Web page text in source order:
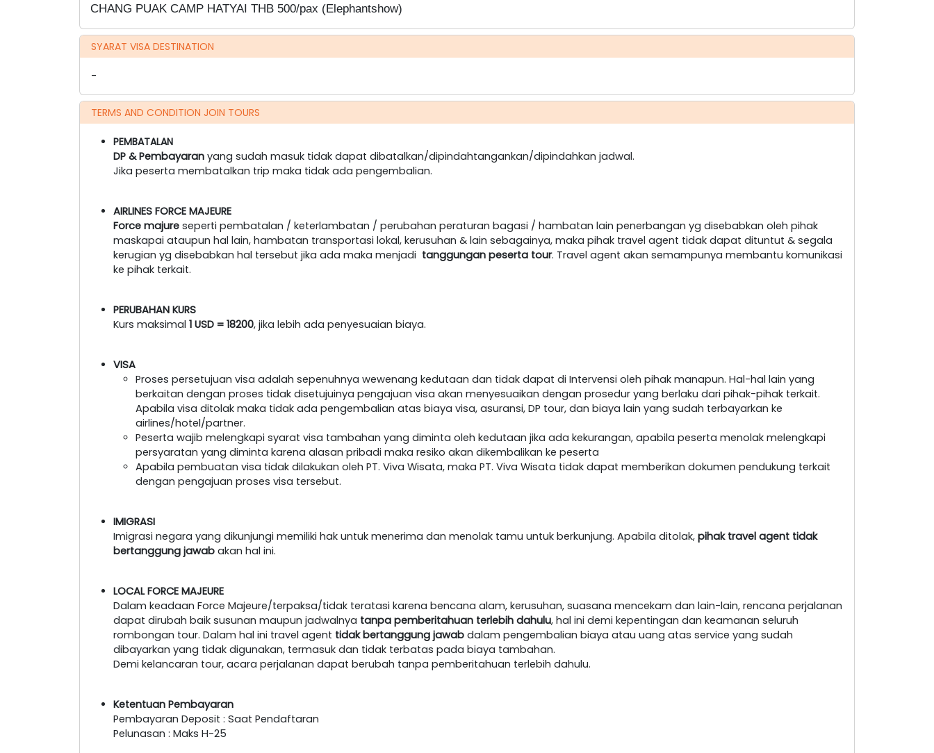
CHANG PUAK CAMP HATYAI THB 500/pax (Elephantshow)
SYARAT VISA DESTINATION
-
TERMS AND CONDITION JOIN TOURS
PEMBATALAN
DP & Pembayaran yang sudah masuk tidak dapat dibatalkan/dipindahtangankan/dipindahkan jadwal.
Jika peserta membatalkan trip maka tidak ada pengembalian.
AIRLINES FORCE MAJEURE
Force majure seperti pembatalan / keterlambatan / perubahan peraturan bagasi / hambatan lain penerbangan yg disebabkan oleh pihak
maskapai ataupun hal lain, hambatan transportasi lokal, kerusuhan & lain sebagainya, maka pihak travel agent tidak dapat dituntut & segala
kerugian yg disebabkan hal tersebut jika ada maka menjadi tanggungan peserta tour. Travel agent akan semampunya membantu komunikasi
ke pihak terkait.
PERUBAHAN KURS
Kurs maksimal 1 USD = 18200, jika lebih ada penyesuaian biaya.
VISA
Proses persetujuan visa adalah sepenuhnya wewenang kedutaan dan tidak dapat di Intervensi oleh pihak manapun. Hal-hal lain yang
berkaitan dengan proses tidak disetujuinya pengajuan visa akan menyesuaikan dengan prosedur yang berlaku dari pihak-pihak terkait.
Apabila visa ditolak maka tidak ada pengembalian atas biaya visa, asuransi, DP tour, dan biaya lain yang sudah terbayarkan ke
airlines/hotel/partner.
Peserta wajib melengkapi syarat visa tambahan yang diminta oleh kedutaan jika ada kekurangan, apabila peserta menolak melengkapi
persyaratan yang diminta karena alasan pribadi maka resiko akan dikembalikan ke peserta
Apabila pembuatan visa tidak dilakukan oleh PT. Viva Wisata, maka PT. Viva Wisata tidak dapat memberikan dokumen pendukung terkait
dengan pengajuan proses visa tersebut.
IMIGRASI
Imigrasi negara yang dikunjungi memiliki hak untuk menerima dan menolak tamu untuk berkunjung. Apabila ditolak, pihak travel agent tidak
bertanggung jawab akan hal ini.
LOCAL FORCE MAJEURE
Dalam keadaan Force Majeure/terpaksa/tidak teratasi karena bencana alam, kerusuhan, suasana mencekam dan lain-lain, rencana perjalanan
dapat dirubah baik susunan maupun jadwalnya tanpa pemberitahuan terlebih dahulu, hal ini demi kepentingan dan keamanan seluruh
rombongan tour. Dalam hal ini travel agent tidak bertanggung jawab dalam pengembalian biaya atau uang atas service yang sudah
dibayarkan yang tidak digunakan, termasuk dan tidak terbatas pada biaya tambahan.
Demi kelancaran tour, acara perjalanan dapat berubah tanpa pemberitahuan terlebih dahulu.
Ketentuan Pembayaran
Pembayaran Deposit : Saat Pendaftaran
Pelunasan : Maks H-25